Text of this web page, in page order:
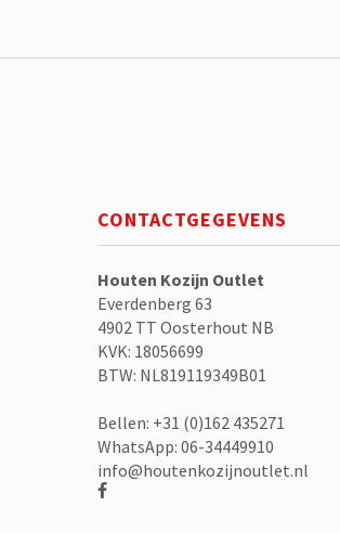
CONTACTGEGEVENS
Houten Kozijn Outlet
Everdenberg 63
4902 TT Oosterhout NB
KVK: 18056699
BTW: NL819119349B01
Bellen: +31 (0)162 435271
WhatsApp: 06-34449910
info@houtenkozijnoutlet.nl